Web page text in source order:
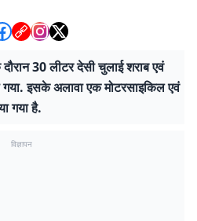
30 लीटर देसी चुलाई शराब एवं
गया. इसके अलावा एक मोटरसाइकिल एवं
गया है.
विज्ञापन